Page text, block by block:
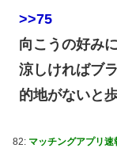
>>75
向こうの好み
涼しければブ
的地がないと
82: マッチングアプリ速